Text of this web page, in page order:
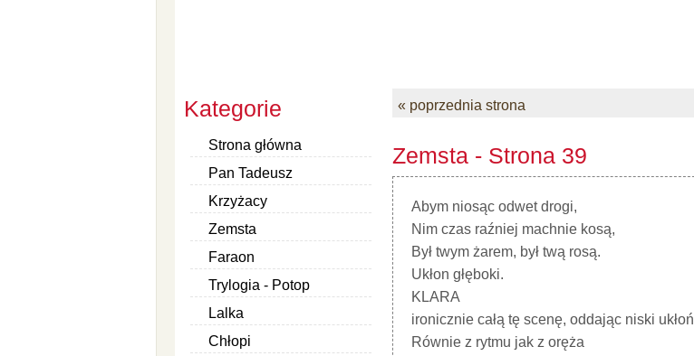
Kategorie
Strona główna
Pan Tadeusz
Krzyżacy
Zemsta
Faraon
Trylogia - Potop
Lalka
Chłopi
« poprzednia strona
Zemsta - Strona 39
Abym niosąc odwet drogi,
Nim czas raźniej machnie kosą,
Był twym żarem, był twą rosą.
Ukłon głęboki.
KLARA
ironicznie całą tę scenę, oddając niski ukłoń
Równie z rytmu jak z oręża